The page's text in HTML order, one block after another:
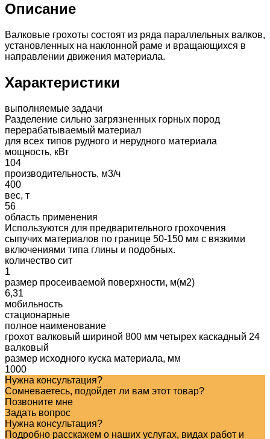
Описание
Валковые грохоты состоят из ряда параллельных валков,
установленных на наклонной раме и вращающихся в
направлении движения материала.
Характеристики
выполняемые задачи
Разделение сильно загрязненных горных пород
перерабатываемый материал
для всех типов рудного и нерудного материала
мощность, кВт
104
производительность, м3/ч
400
вес, т
56
область применения
Используются для предварительного грохочения
сыпучих материалов по границе 50-150 мм с вязкими
включениями типа глины и подобных.
количество сит
1
размер просеиваемой поверхности, м(м2)
6,31
мобильность
стационарные
полное наименование
грохот валковый шириной 800 мм четырех каскадный 24
валковый
размер исходного куска материала, мм
1000
Нужна консультация?
Сомневаетесь, подойдет ли вам этот товар?
Позвоните мне
Задать вопрос
Нужна консультация?
Подробно расскажем о наших услугах, видах работ и